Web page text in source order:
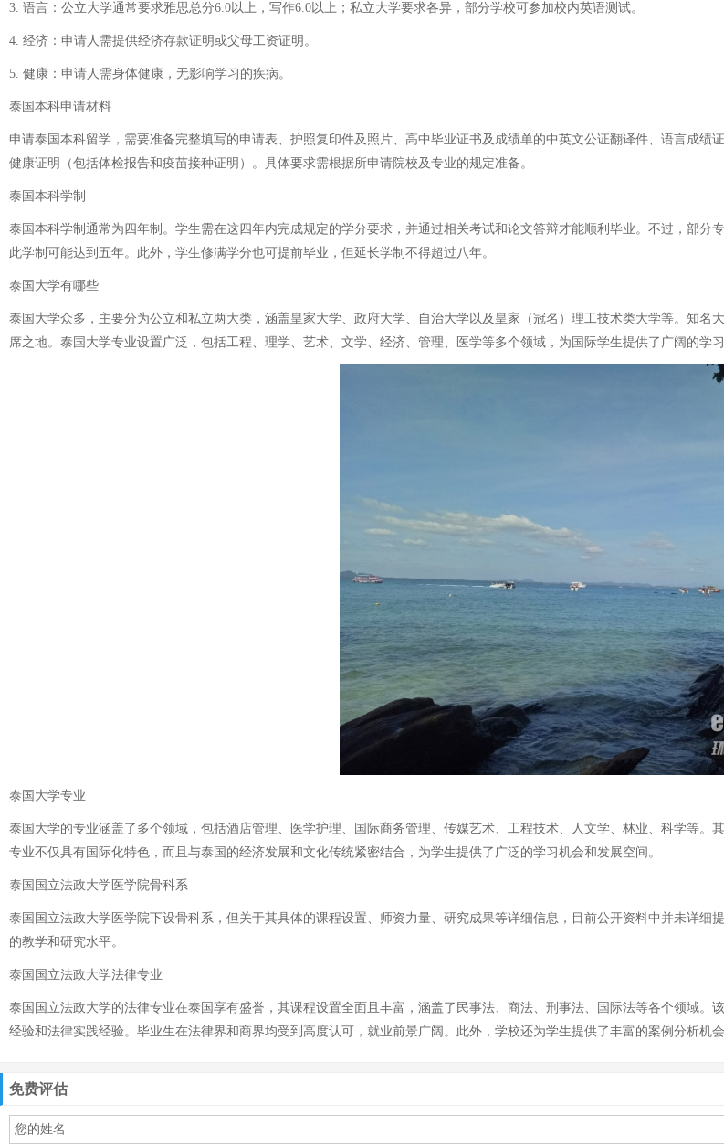
3. 语言：公立大学通常要求雅思总分6.0以上，写作6.0以上；私立大学要求各异，部分学校可参加校内英语测试。
4. 经济：申请人需提供经济存款证明或父母工资证明。
5. 健康：申请人需身体健康，无影响学习的疾病。
泰国本科申请材料
申请泰国本科留学，需要准备完整填写的申请表、护照复印件及照片、高中毕业证书及成绩单的中英文公证翻译件、语言成
健康证明（包括体检报告和疫苗接种证明）。具体要求需根据所申请院校及专业的规定准备。
泰国本科学制
泰国本科学制通常为四年制。学生需在这四年内完成规定的学分要求，并通过相关考试和论文答辩才能顺利毕业。不过，部
此学制可能达到五年。此外，学生修满学分也可提前毕业，但延长学制不得超过八年。
泰国大学有哪些
泰国大学众多，主要分为公立和私立两大类，涵盖皇家大学、政府大学、自治大学以及皇家（冠名）理工技术类大学等。知
席之地。泰国大学专业设置广泛，包括工程、理学、艺术、文学、经济、管理、医学等多个领域，为国际学生提供了广阔的学习
泰国大学专业
泰国大学的专业涵盖了多个领域，包括酒店管理、医学护理、国际商务管理、传媒艺术、工程技术、人文学、林业、科学等
专业不仅具有国际化特色，而且与泰国的经济发展和文化传统紧密结合，为学生提供了广泛的学习机会和发展空间。
泰国国立法政大学医学院骨科系
泰国国立法政大学医学院下设骨科系，但关于其具体的课程设置、师资力量、研究成果等详细信息，目前公开资料中并未详
的教学和研究水平。
泰国国立法政大学法律专业
泰国国立法政大学的法律专业在泰国享有盛誉，其课程设置全面且丰富，涵盖了民事法、商法、刑事法、国际法等各个领域
经验和法律实践经验。毕业生在法律界和商界均受到高度认可，就业前景广阔。此外，学校还为学生提供了丰富的案例分析机
免费评估